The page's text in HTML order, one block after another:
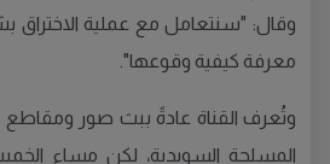
وقال: "سنتعامل مع عملية
معرفة كيفية وقوعها".
وتُعرف القناة عادةً ببث صور
المسلحة السويدية، لكن مساء